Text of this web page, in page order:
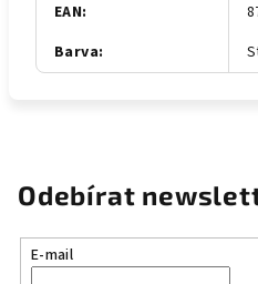
EAN:
Barva:
Odebírat
E-mail